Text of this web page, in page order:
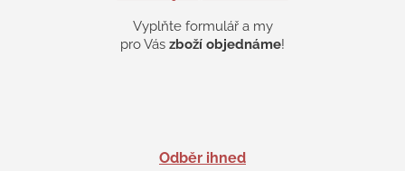
Vyplňte formulář a my
pro Vás zboží objednáme!
Odběr ihned